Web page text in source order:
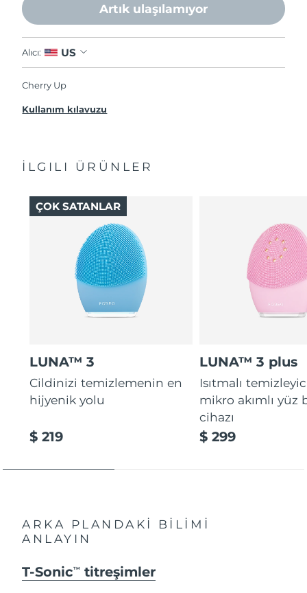
Artık ulaşılamıyor
Alıcı: US
Cherry Up
Kullanım kılavuzu
İLGILI ÜRÜNLER
LUNA™ 3
Cildinizi temizlemenin en
hijyenik yolu
$ 219
ÇOK SATANLAR
LUNA™ 3 plus
Isıtmalı
mikro akımlı yüz
cihazı
$ 299
ARKA PLANDAKİ BİLİMİ
ANLAYIN
T-SonicTM titreşimler